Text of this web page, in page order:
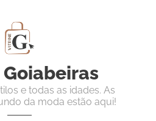
e todas as idades. As
da moda estão aqui!